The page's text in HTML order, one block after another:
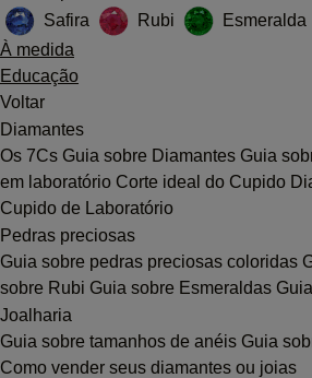
Safira
Rubi
Esmeralda
À medida
Educação
Voltar
Diamantes
Os 7Cs Guia sobre Diamantes Guia
em laboratório Corte ideal do Cupido
Cupido de Laboratório
Pedras preciosas
Guia sobre pedras preciosas coloridas
sobre Rubi Guia sobre Esmeraldas
Joalharia
Guia sobre tamanhos de anéis Guia
Como vender seus diamantes ou joias